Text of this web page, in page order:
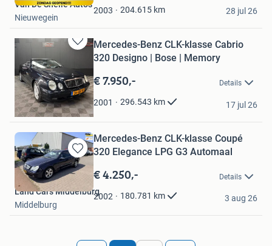
Favorieten
2003 204.615 km
Van De Snelle Auto’s
Nieuwegein
28 jul 26
Bewaren
Mijn
Favorieten
Mercedes-Benz CLK-klasse Cabrio
320 Designo | Bose | Memory
€ 7.950,- Details
2001 296.543 km
Twente Cars
Oldenzaal
17 jul 26
Bewaren
in
Mijn
Favorieten
Mercedes-Benz CLK-klasse Coupé
320 Elegance LPG G3 Automaal
€ 4.250,- Details
2002 180.781 km
Land Cars Middelburg
Middelburg
3 aug 26